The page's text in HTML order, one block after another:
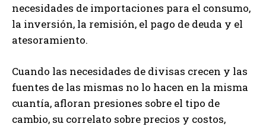
necesidades de importaciones para el consumo,
la inversión, la remisión, el pago de deuda y el
atesoramiento.
Cuando las necesidades de divisas crecen y las
fuentes de las mismas no lo hacen en la misma
cuantía, afloran presiones sobre el tipo de
cambio, su correlato sobre precios y costos,